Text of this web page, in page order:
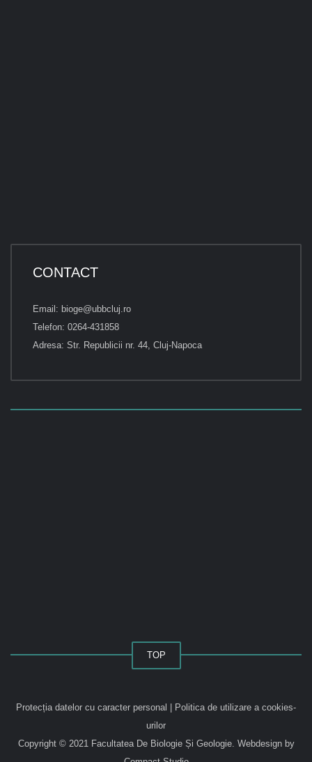
CONTACT
Email: bioge@ubbcluj.ro
Telefon: 0264-431858
Adresa: Str. Republicii nr. 44, Cluj-Napoca
TOP
Protecția datelor cu caracter personal
Politica de utilizare a cookies-
urilor
Copyright © 2021 Facultatea De Biologie Și Geologie. Webdesign by